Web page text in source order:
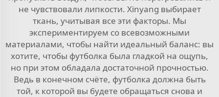
не чувствовали липкости. Xinyang выбирает
ткань, учитывая все эти факторы. Мы
экспериментируем со всевозможными
материалами, чтобы найти идеальный баланс: вы
хотите, чтобы футболка была гладкой на ощупь,
но при этом обладала достаточной прочностью.
Ведь в конечном счёте, футболка должна быть
той, к которой вы будете обращаться снова и